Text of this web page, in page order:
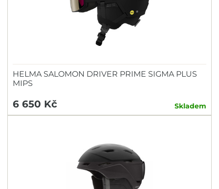
HELMA SALOMON DRIVER PRIME SIGMA PLUS
MIPS
6 650 Kč Skladem